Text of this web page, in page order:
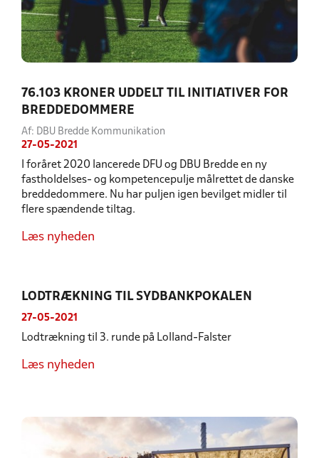
76.103 KRONER UDDELT TIL INITIATIVER FOR
BREDDEDOMMERE
Af: DBU Bredde Kommunikation
27-05-2021
I foråret 2020 lancerede DFU og DBU Bredde en ny
fastholdelses- og kompetencepulje målrettet de danske
breddedommere. Nu har puljen igen bevilget midler til
flere spændende tiltag.
Læs nyheden
LODTRÆKNING TIL SYDBANKPOKALEN
27-05-2021
Lodtrækning til 3. runde på Lolland-Falster
Læs nyheden